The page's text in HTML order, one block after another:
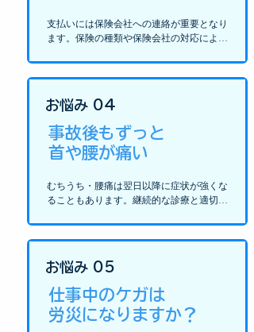
支払いには保険会社への連絡が重要となり
ます。保険の種類や保険会社の対応によっ
旦お預かりして後日返金の場合や、保険会
社から直接振込の場合があります。現金・
時にご説明します。
お悩み 04
事故後もずっと
首や腰が痛い
むちうち・腰痛は翌日以降に症状が強くな
ることもあります。継続的な診療と適切な
リプログラムをご提案します。
お悩み 05
仕事中のケガは
労災になりますか？